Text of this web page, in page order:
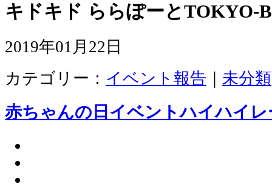
キドキド ららぽーとTOKYO-
2019年01月22日
カテゴリー： イベント報告 未分類
赤ちゃんの日イベントハイハイ